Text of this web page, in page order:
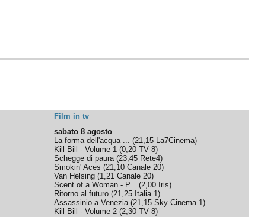
Film in tv
sabato 8 agosto
La forma dell'acqua ... (21,15 La7Cinema)
Kill Bill - Volume 1 (0,20 TV 8)
Schegge di paura(23,45 Rete4)
Smokin' Aces (21,10 Canale 20)
Van Helsing (1,21 Canale 20)
Scent of a Woman - P... (2,00 Iris)
Ritorno al futuro (21,25 Italia 1)
Assassinio a Venezia(21,15 Sky Cinema 1)
Kill Bill - Volume 2 (2,30 TV 8)